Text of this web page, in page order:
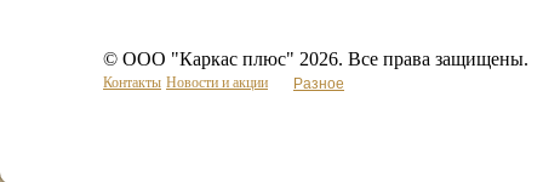
© ООО "Каркас плюс" 2026. Все права защищены.
Контакты Новости и акции Разное